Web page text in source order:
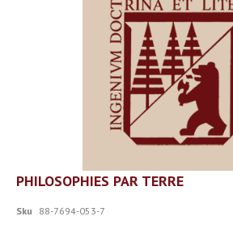
Vai
all'inizio
galleria
PHILOSOPHIES PAR TERRE
Sku 88-7694-053-7